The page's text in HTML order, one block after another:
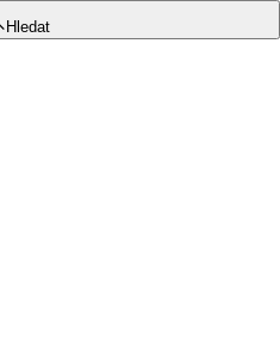
Hledat